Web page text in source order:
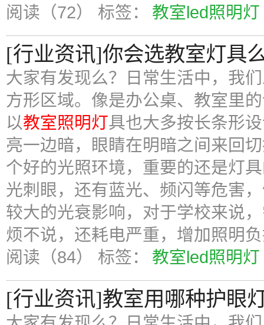
阅读（72） 标签： 教室led照明灯
[行业资讯]你会选教室灯具
大家有发现么？日常生活中，我
方形区域。像是办公桌、教室里
以教室照明灯具也大多按长条形
亮一边暗，眼睛在明暗之间来回
个好的光照环境，重要的还是灯
光刺眼，还有蓝光、频闪等危害
较大的光衰影响，对于学校来说
烦不说，还耗电严重，增加照明
阅读（84） 标签： 教室led照明灯
[行业资讯]教室用哪种护眼